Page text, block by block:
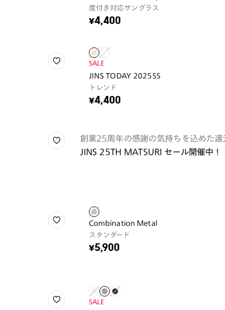
度付き対応サングラス
¥4,400
SALE
JINS TODAY 2025SS
トレンド
¥4,400
創業25周年の感謝の気持ちを込めた還
JINS 25TH MATSURI セール開催中！
Combination Metal
スタンダード
¥5,900
SALE